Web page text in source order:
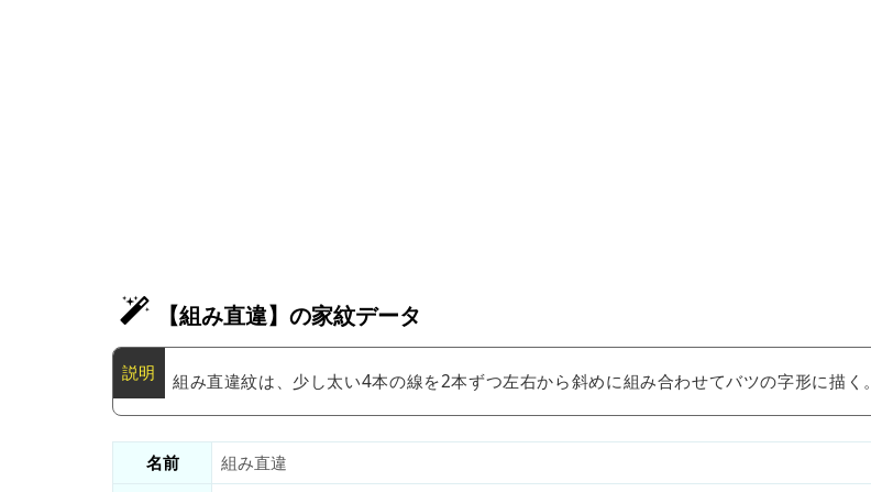
【組み直違】の家紋データ
組み直違紋は、少し太い4本の線を2本ずつ左右から斜めに組み合わせてバツの字形に描く。
名前
組み直違